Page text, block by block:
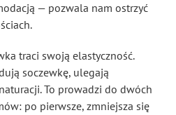
— pozwala nam ostrzyć
traci swoją elastyczność.
soczewkę, ulegają
To prowadzi do dwóch
po pierwsze, zmniejsza się